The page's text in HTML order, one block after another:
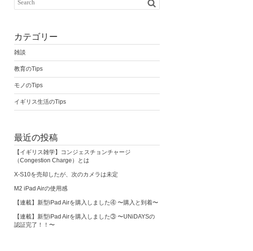
カテゴリー
雑談
教育のTips
モノのTips
イギリス生活のTips
最近の投稿
【イギリス雑学】コンジェスチョンチャージ
（Congestion Charge）とは
X-S10を売却したが、次のカメラは未定
M2 iPad Airの使用感
【連載】新型iPad Airを購入しました④ 〜購入と到着〜
【連載】新型iPad Airを購入しました③ 〜UNiDAYSの
認証完了！！〜